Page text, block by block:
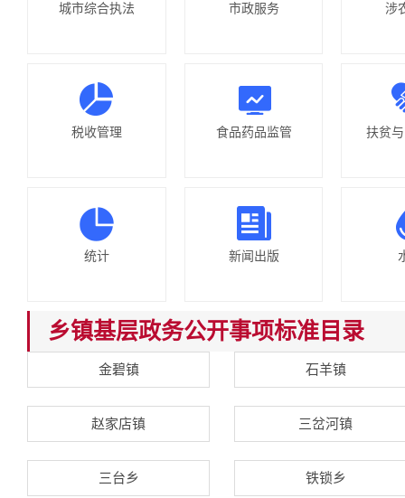
城市综合执法 市政服务 涉
税收管理 食品药品监管 扶贫
统计 新闻出版
乡镇基层政务公开事项标准目录
金碧镇 石羊镇
赵家店镇 三岔河镇
三台乡 铁锁乡